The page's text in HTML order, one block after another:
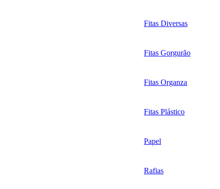
Fitas Diversas
Fitas Gorgurão
Fitas Organza
Fitas Plástico
Papel
Rafias